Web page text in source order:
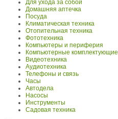
Для ухода за собой
Домашняя аптечка
Посуда
Климатическая техника
Отопительная техника
Фототехника
Компьютеры и периферия
Компьютерные комплектующие
Видеотехника
Аудиотехника
Телефоны и связь
Часы
Автодела
Насосы
Инструменты
Садовая техника